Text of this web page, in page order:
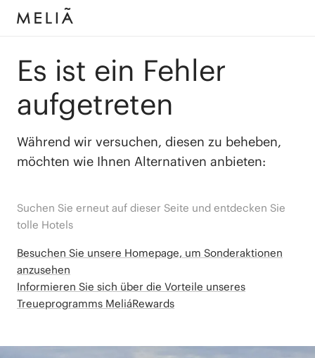
Es ist ein Fehler
aufgetreten
Während wir versuchen, diesen zu beheben,
möchten wie Ihnen Alternativen anbieten:
Suchen Sie erneut auf dieser Seite und entdecken Sie
tolle Hotels
Besuchen Sie unsere Homepage, um Sonderaktionen
anzusehen
Informieren Sie sich über die Vorteile unseres
Treueprogramms MeliáRewards